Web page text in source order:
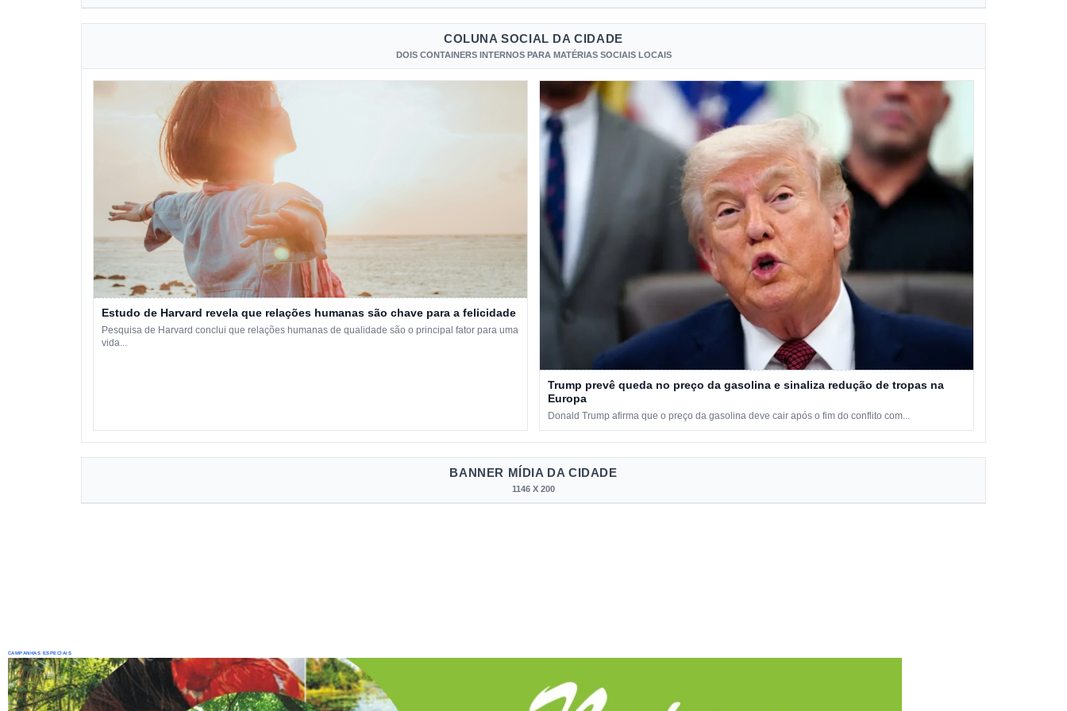
COLUNA SOCIAL DA CIDADE
DOIS CONTAINERS INTERNOS PARA MATÉRIAS SOCIAIS LOCAIS
Estudo de Harvard revela que relações humanas são chave para a felicidade
Pesquisa de Harvard conclui que relações humanas de qualidade são o principal fator para uma
vida...
Trump prevê queda no preço da gasolina e sinaliza redução de tropas na
Europa
Donald Trump afirma que o preço da gasolina deve cair após o fim do conflito com...
BANNER MÍDIA DA CIDADE
1146 X 200
CAMPANHAS ESPECIAIS